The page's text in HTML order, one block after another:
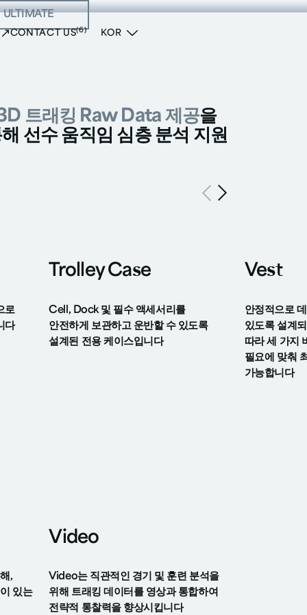
CONTACT US(6) KOR
빅 버튼
ULTIMATE
트래킹 Raw Data 제공을
선수 움직임 심층 분석 지원
로
다
Trolley Case
Cell, Dock 및 필수 액세서리를
안전하게 보관하고 운반할 수 있도록
설계된 전용 케이스입니다
Vest
안정적으로
있도록 설계
따라 세 가지
필요에 맞춰
가능합니다
,
있는
Video
Video는 직관적인 경기 및 훈련 분석을
위해 트래킹 데이터를 영상과 통합하여
전략적 통찰력을 향상시킵니다